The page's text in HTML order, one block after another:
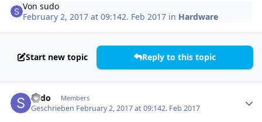
Vonsudo
February 2, 2017 at 09:142. Feb 2017 in Hardware
Start new topic Reply to this topic
sudo Members
Geschrieben February 2, 2017 at 09:142. Feb 2017